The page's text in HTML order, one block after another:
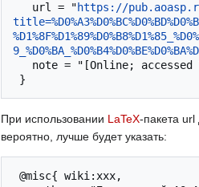
   url = "
https://
При использовании LaTeX-пакета url
вероятно, лучше будет указать: